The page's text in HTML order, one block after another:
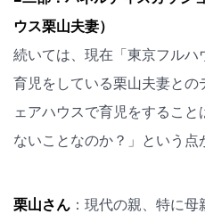
ウス栗山夫妻）
続いては、現在「東京フル
育児をしている栗山夫妻と
ェアハウスで育児をするこ
ないことなのか？」という点
栗山さん ：現代の親、特に